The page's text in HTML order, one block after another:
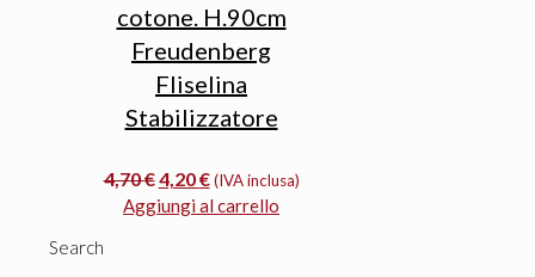
cotone. H.90cm
Freudenberg
Fliselina
Stabilizzatore
4,70€Il
prezzo
4,20€Il
prezzo
(IVA inclusa)
Aggiungi al carrello
Search